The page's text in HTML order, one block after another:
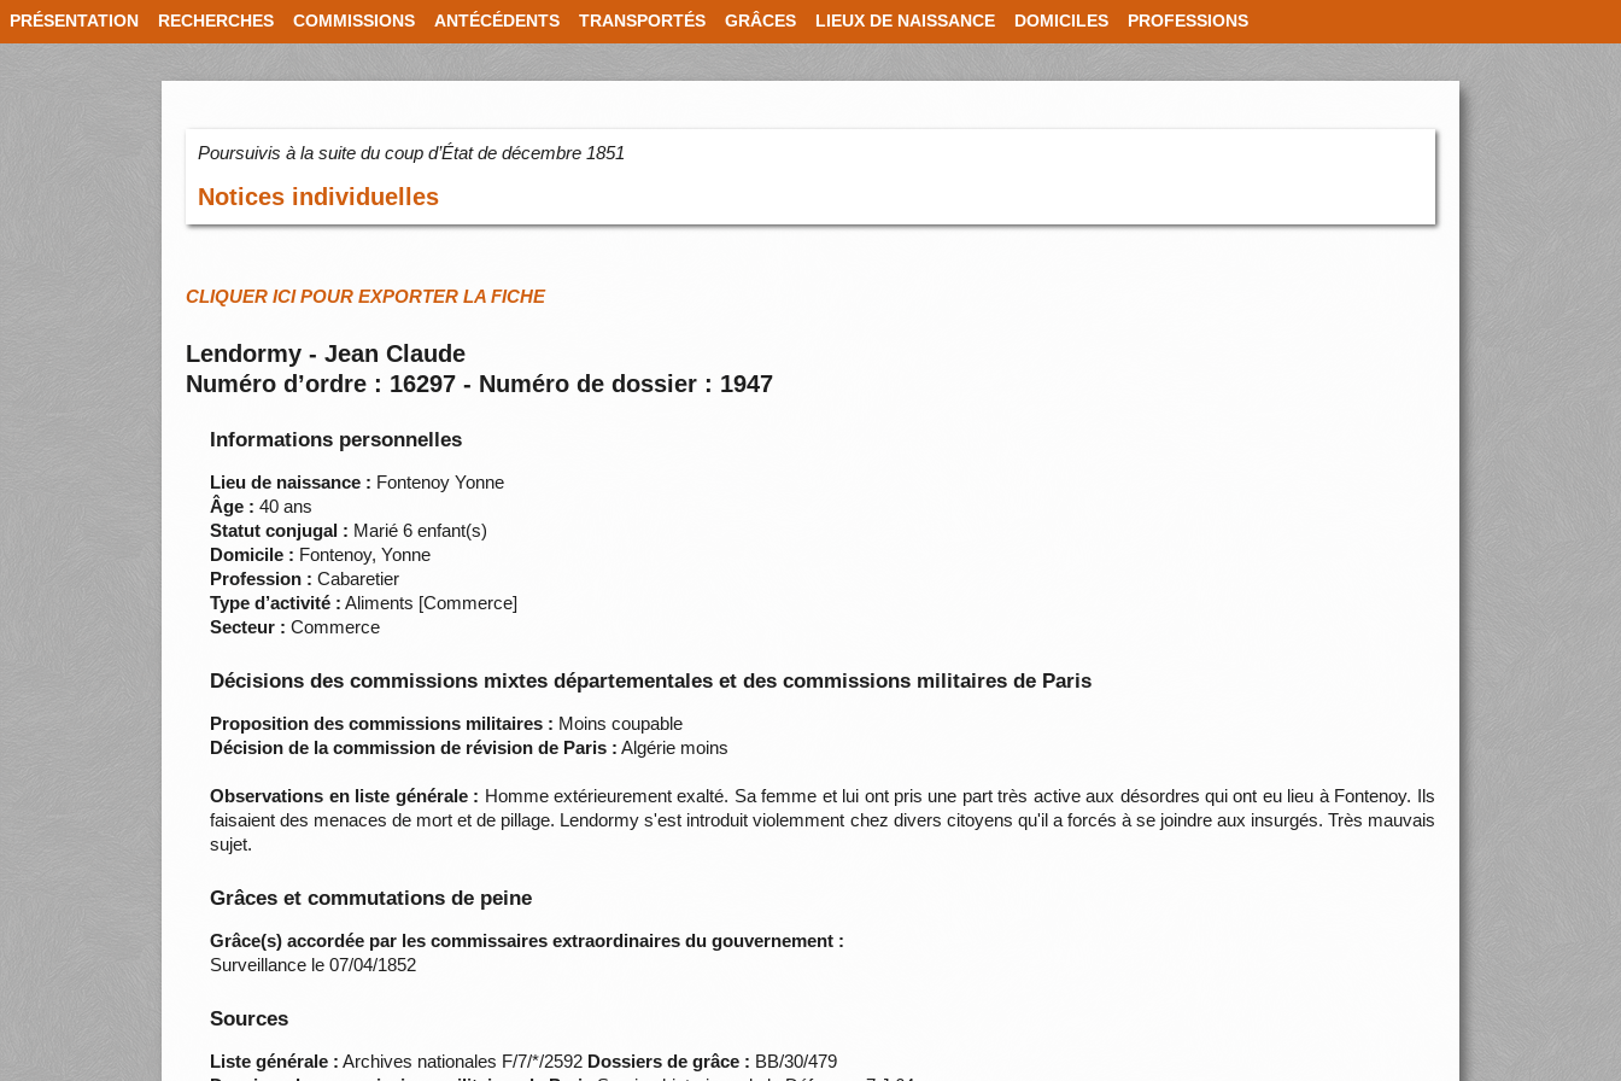
PRÉSENTATION RECHERCHES COMMISSIONS ANTÉCÉDENTS TRANSPORTÉS GRÂCES LIEUX DE NAISSANCE DOMICILES PROFESSIONS
Poursuivis à la suite du coup d’État de décembre 1851
Notices individuelles
CLIQUER ICI POUR EXPORTER LA FICHE
Lendormy - Jean Claude
Numéro d’ordre : 16297 - Numéro de dossier : 1947
Informations personnelles
Lieu de naissance : Fontenoy Yonne
Âge : 40 ans
Statut conjugal : Marié 6 enfant(s)
Domicile : Fontenoy, Yonne
Profession : Cabaretier
Type d’activité : Aliments [Commerce]
Secteur : Commerce
Décisions des commissions mixtes départementales et des commissions militaires de Paris
Proposition des commissions militaires : Moins coupable
Décision de la commission de révision de Paris : Algérie moins
Observations en liste générale : Homme extérieurement exalté. Sa femme et lui ont pris une part très active aux désordres qui ont eu lieu à Fontenoy. Ils
faisaient des menaces de mort et de pillage. Lendormy s'est introduit violemment chez divers citoyens qu'il a forcés à se joindre aux insurgés. Très mauvais
sujet.
Grâces et commutations de peine
Grâce(s) accordée par les commissaires extraordinaires du gouvernement :
Surveillance le 07/04/1852
Sources
Liste générale : Archives nationales F/7/*/2592 Dossiers de grâce : BB/30/479